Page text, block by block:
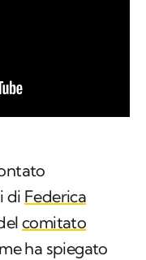
di Federica
comitato
ha spiegato